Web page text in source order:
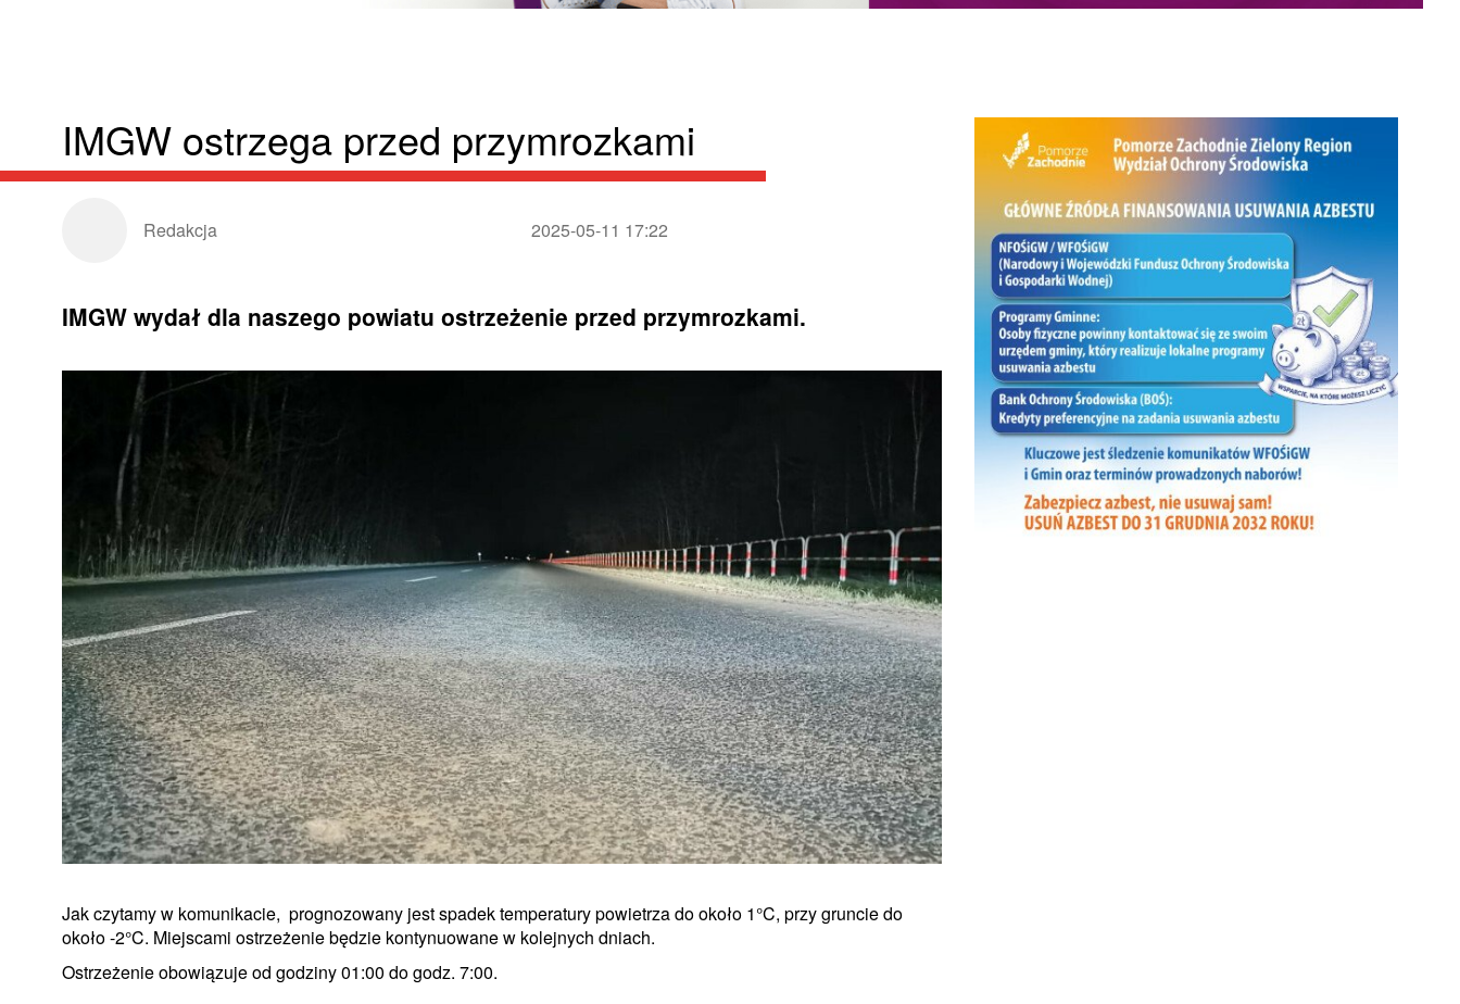
IMGW ostrzega przed przymrozkami
Redakcja 2025-05-11 17:22
IMGW wydał dla naszego powiatu ostrzeżenie przed przymrozkami.
Jak czytamy w komunikacie, prognozowany jest spadek temperatury powietrza do około 1°C, przy gruncie do
około -2°C. Miejscami ostrzeżenie będzie kontynuowane w kolejnych dniach.
Ostrzeżenie obowiązuje od godziny 01:00 do godz. 7:00.